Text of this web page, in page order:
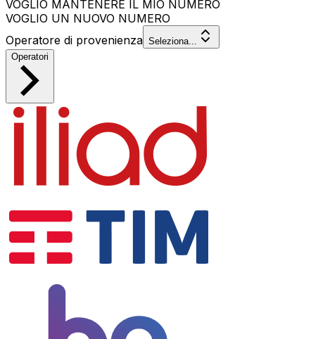
VOGLIO MANTENERE IL MIO NUMERO
VOGLIO UN NUOVO NUMERO
Operatore di provenienza Seleziona...
Operatori